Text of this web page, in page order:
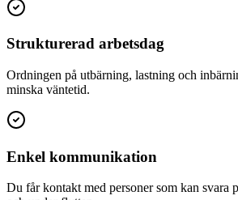
Strukturerad arbetsdag
Ordningen på utbärning, lastning och
minska väntetid.
Enkel kommunikation
Du får kontakt med personer som kan svara